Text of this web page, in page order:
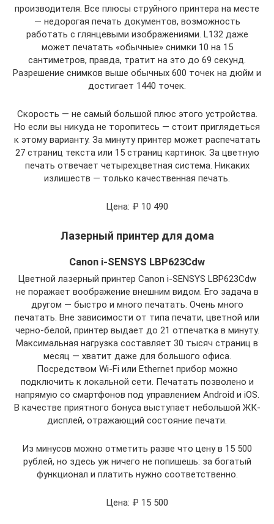
производителя. Все плюсы струйного принтера на месте
— недорогая печать документов, возможность
работать с глянцевыми изображениями. L132 даже
может печатать «обычные» снимки 10 на 15
сантиметров, правда, тратит на это до 69 секунд.
Разрешение снимков выше обычных 600 точек на дюйм и
достигает 1440 точек.
Скорость — не самый большой плюс этого устройства.
Но если вы никуда не торопитесь — стоит приглядеться
к этому варианту. За минуту принтер может распечатать
27 страниц текста или 15 страниц картинок. За цветную
печать отвечает четырехцветная система. Никаких
излишеств — только качественная печать.
Цена: ₽ 10 490
Лазерный принтер для дома
Canon i-SENSYS LBP623Cdw
Цветной лазерный принтер Canon i-SENSYS LBP623Cdw
не поражает воображение внешним видом. Его задача в
другом — быстро и много печатать. Очень много
печатать. Вне зависимости от типа печати, цветной или
черно-белой, принтер выдает до 21 отпечатка в минуту.
Максимальная нагрузка составляет 30 тысяч страниц в
месяц — хватит даже для большого офиса.
Посредством Wi-Fi или Ethernet прибор можно
подключить к локальной сети. Печатать позволено и
напрямую со смартфонов под управлением Android и iOS.
В качестве приятного бонуса выступает небольшой ЖК-
дисплей, отражающий состояние печати.
Из минусов можно отметить разве что цену в 15 500
рублей, но здесь уж ничего не попишешь: за богатый
функционал и платить нужно соответственно.
Цена: ₽ 15 500